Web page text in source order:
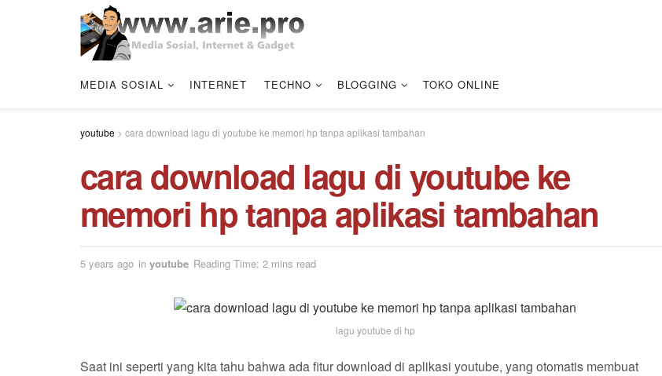
MEDIA SOSIAL INTERNET TECHNO BLOGGING TOKO ONLINE
youtube > cara download lagu di youtube ke memori hp tanpa aplikasi tambahan
cara download lagu di youtube ke
memori hp tanpa aplikasi tambahan
5 years ago in youtube Reading Time: 2 mins read
lagu youtube di hp
Saat ini seperti yang kita tahu bahwa ada fitur download di aplikasi youtube, yang otomatis membuat